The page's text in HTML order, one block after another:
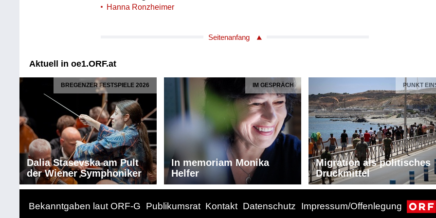
Hanna Ronzheimer
Seitenanfang
Aktuell in oe1.ORF.at
BREGENZER FESTSPIELE 2026
Dalia Stasevska am Pult
der Wiener Symphoniker
IM GESPRÄCH
In memoriam Monika
Helfer
PUNKT
Migration als politisches
Druckmittel
Bekanntgaben laut ORF-G Publikumsrat Kontakt Datenschutz Impressum/Offenlegung